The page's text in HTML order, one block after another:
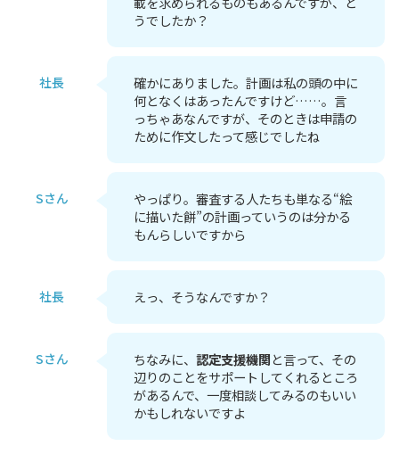
うでしたか？
社長
確かにありました。計画は私の頭の中に
何となくはあったんですけど……。言
っちゃあなんですが、そのときは申請の
ために作文したって感じでしたね
Sさん
やっぱり。審査する人たちも単なる“絵
に描いた餅”の計画っていうのは分かる
もんらしいですから
社長 えっ、そうなんですか？
Sさん ちなみに、 認定支援機関と言って、その
辺りのことをサポートしてくれるところ
があるんで、一度相談してみるのもいい
かもしれないですよ